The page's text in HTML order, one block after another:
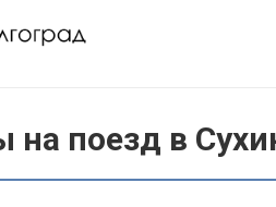
на поезд в